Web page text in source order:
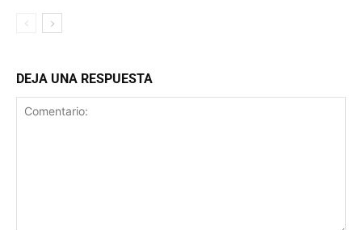
DEJA UNA RESPUESTA